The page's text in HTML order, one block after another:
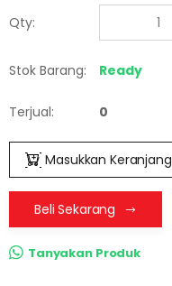
Qty:
Stok Barang: Ready
Terjual: 0
Masukkan Keranjang
Beli Sekarang
Tanyakan Produk